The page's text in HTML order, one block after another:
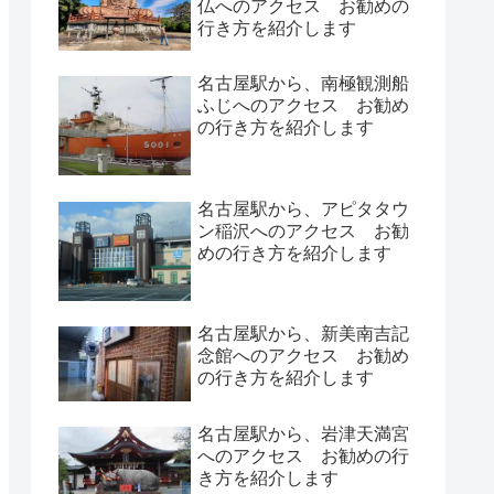
仏へのアクセス お勧めの
行き方を紹介します
名古屋駅から、南極観測船
ふじへのアクセス お勧め
の行き方を紹介します
名古屋駅から、アピタタウ
ン稲沢へのアクセス お勧
めの行き方を紹介します
名古屋駅から、新美南吉記
念館へのアクセス お勧め
の行き方を紹介します
名古屋駅から、岩津天満宮
へのアクセス お勧めの行
き方を紹介します